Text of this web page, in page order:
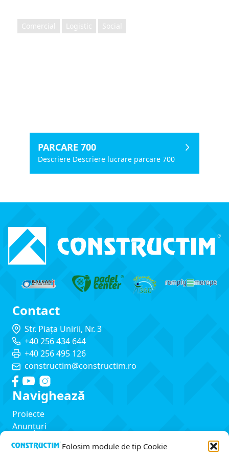
Folosim module de tip Cookie
Comercial Logistic Social
PARCARE 700
Descriere Descriere lucrare parcare 700
Contact
Str. Piața Unirii, Nr. 3
+40 256 434 644
+40 256 495 126
constructim@constructim.ro
Navighează
Proiecte
Anunțuri
Despre noi